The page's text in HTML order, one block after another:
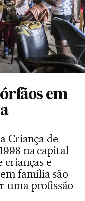
em
Criança de
na capital
crianças e
família são
uma profissão